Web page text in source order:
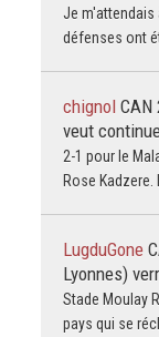
Je m'attendais
défenses ont
chignol CAN
veut
2-1 pour le
Rose
LugduGone
Lyonnes)
Stade Moulay
pays qui se